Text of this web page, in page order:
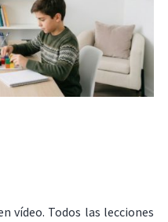
vídeo. Todos las lecciones